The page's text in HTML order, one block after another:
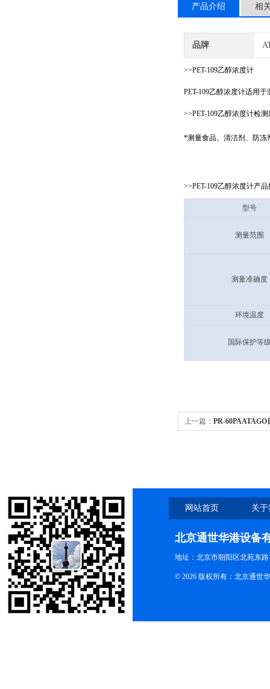
产品介绍 相
品牌
>>PET-109乙醇浓度计
PET-109乙醇浓度计适用于
>>PET-109乙醇浓度计检
*测量食品、清洁剂、防冻
>>PET-109乙醇浓度计产
型号
测量范围
测量准确度
环境温度
国际保护等
上一篇： PR-60PAATAGO
网站首页 关
北京通世华港设备
地址：北京市朝阳区北苑东路
© 2026 版权所有：北京通世